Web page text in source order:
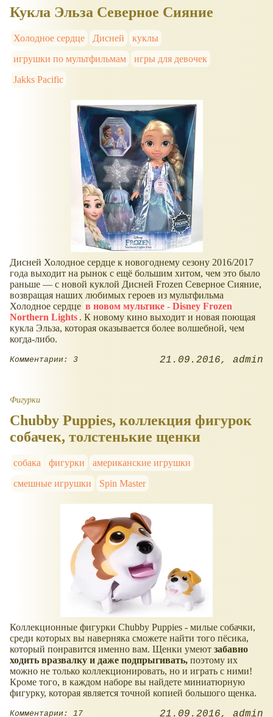
Кукла Эльза Северное Сияние
Холодное сердце Дисней
куклы
игрушки по мультфильмам
игры для девочек
Jakks Pacific
Дисней Холодное сердце к новогоднему сезону 2016/2017
года выходит на рынок с ещё большим хитом, чем это было
раньше — с новой куклой Дисней Frozen Северное Сияние,
возвращая наших любимых героев из мультфильма
Холодное сердце в новом мультике - Disney Frozen
Northern Lights . К новому кино выходит и новая поющая
кукла Эльза, которая оказывается более волшебной, чем
когда-либо.
Комментарии: 3 21.09.2016 admin
Фигурки
Chubby Puppies, коллекция фигурок
собачек, толстенькие щенки
собака фигурки
американские игрушки
смешные игрушки
Spin Master
Коллекционные фигурки Chubby Puppies - милые собачки,
среди которых вы наверняка сможете найти того пёсика,
который понравится именно вам. Щенки умеют забавно
ходить вразвалку и даже подпрыгивать, поэтому их
можно не только коллекционировать, но и играть с ними!
Кроме того, в каждом наборе вы найдете миниатюрную
фигурку, которая является точной копией большого щенка.
Комментарии: 17 21.09.2016 admin